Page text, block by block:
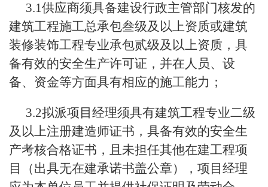
3.1供应商须具备建设行政主管部门核发的
建筑工程施工总承包叁级及以上资质或建筑
装修装饰工程专业承包贰级及以上资质，具
备有效的安全生产许可证，并在人员、设
备、资金等方面具有相应的施工能力；
3.2拟派项目经理须具有建筑工程专业二级
及以上注册建造师证书，具备有效的安全生
产考核合格证书，且未担任其他在建工程项
目（出具无在建承诺书盖公章），项目经理